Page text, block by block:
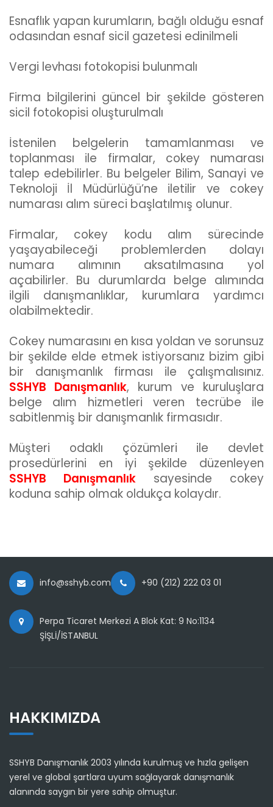
Esnaflık yapan kurumların, bağlı olduğu esnaf
odasından esnaf sicil gazetesi edinilmeli
Vergi levhası fotokopisi bulunmalı
Firma bilgilerini güncel bir şekilde gösteren
sicil fotokopisi oluşturulmalı
İstenilen belgelerin tamamlanması ve
toplanması ile firmalar, cokey numarası
talep edebilirler. Bu belgeler Bilim, Sanayi ve
Teknoloji İl Müdürlüğü’ne iletilir ve cokey
numarası alım süreci başlatılmış olunur.
Firmalar, cokey kodu alım sürecinde
yaşayabileceği problemlerden dolayı
numara alımının aksatılmasına yol
açabilirler. Bu durumlarda belge alımında
ilgili danışmanlıklar, kurumlara yardımcı
olabilmektedir.
Cokey numarasını en kısa yoldan ve sorunsuz
bir şekilde elde etmek istiyorsanız bizim gibi
bir danışmanlık firması ile çalışmalısınız.
SSHYB Danışmanlık, kurum ve kuruluşlara
belge alım hizmetleri veren tecrübe ile
sabitlenmiş bir danışmanlık firmasıdır.
Müşteri odaklı çözümleri ile devlet
prosedürlerini en iyi şekilde düzenleyen
SSHYB Danışmanlık
sayesinde cokey
koduna sahip olmak oldukça kolaydır.
info@sshyb.com +90 (212) 222 03 01
Perpa Ticaret Merkezi A Blok Kat: 9 No:1134
ŞİŞLİ/İSTANBUL
HAKKIMIZDA
SSHYB Danışmanlık 2003 yılında kurulmuş ve hızla gelişen
yerel ve global şartlara uyum sağlayarak danışmanlık
alanında saygın bir yere sahip olmuştur.